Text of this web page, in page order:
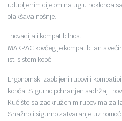
udubljenim dijelom na uglu poklopca
olakšava nošnje.
Inovacija i kompatibilnost
MAKPAC kovčeg je kompatibilan s
isti sistem kopči.
Ergonomski zaobljeni rubovi i
kopča. Sigurno pohranjen sadržaj i
Kućište sa zaokruženim rubovima za
Snažno i sigurno zatvaranje uz pomoć